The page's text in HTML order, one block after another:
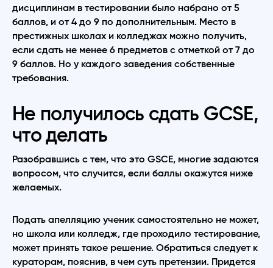
дисциплинам в тестировании было набрано от 5
баллов, и от 4 до 9 по дополнительным. Место в
престижных школах и колледжах можно получить,
если сдать не менее 6 предметов с отметкой от 7 до
9 баллов. Но у каждого заведения собственные
требования.
Не получилось сдать GCSE,
что делать
Разобравшись с тем, что это GSCE, многие задаются
вопросом, что случится, если баллы окажутся ниже
желаемых.
Подать апелляцию ученик самостоятельно не может,
но школа или колледж, где проходило тестирование,
может принять такое решение. Обратиться следует к
кураторам, пояснив, в чем суть претензии. Придется